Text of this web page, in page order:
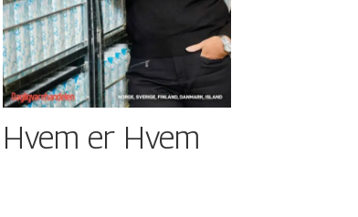
Hvem er Hvem